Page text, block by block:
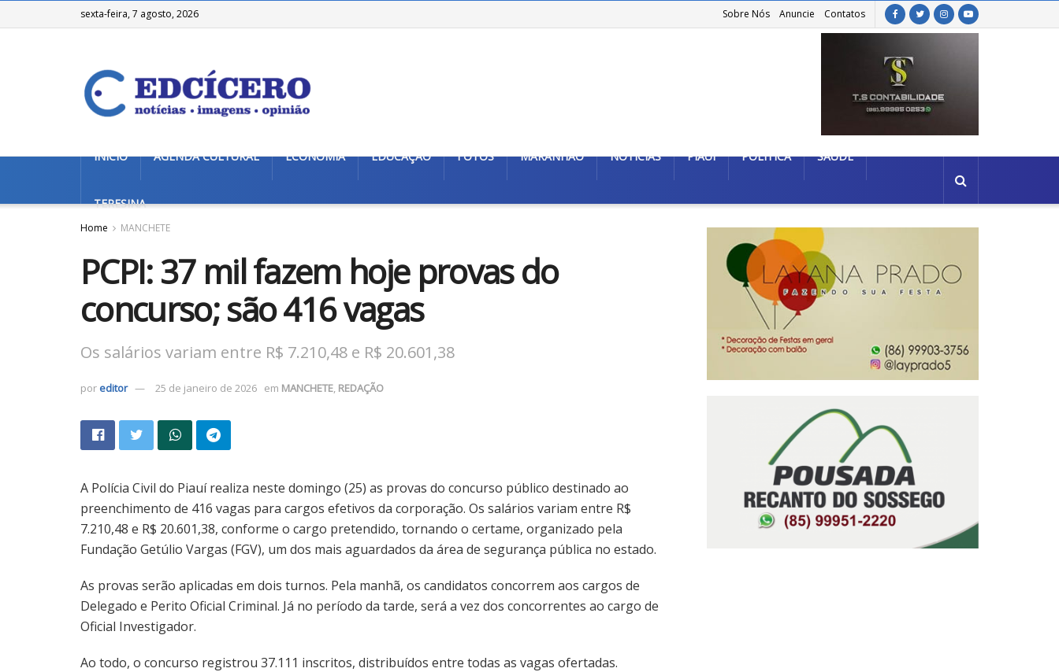
sexta-feira, 7 agosto, 2026 Sobre Nós Anuncie Contatos
INÍCIO AGENDA CULTURAL ECONOMIA EDUCAÇÃO FOTOS MARANHÃO NOTÍCIAS PIAUÍ POLÍTICA SAÚDE
TERESINA
Home MANCHETE
PCPI: 37 mil fazem hoje provas do
concurso; são 416 vagas
Os salários variam entre R$ 7.210,48 e R$ 20.601,38
por editor 25 de janeiro de 2026 em MANCHETE, REDAÇÃO
A Polícia Civil do Piauí realiza neste domingo (25) as provas do concurso público destinado ao
preenchimento de 416 vagas para cargos efetivos da corporação. Os salários variam entre R$
7.210,48 e R$ 20.601,38, conforme o cargo pretendido, tornando o certame, organizado pela
Fundação Getúlio Vargas (FGV), um dos mais aguardados da área de segurança pública no estado.
As provas serão aplicadas em dois turnos. Pela manhã, os candidatos concorrem aos cargos de
Delegado e Perito Oficial Criminal. Já no período da tarde, será a vez dos concorrentes ao cargo de
Oficial Investigador.
Ao todo, o concurso registrou 37.111 inscritos, distribuídos entre todas as vagas ofertadas.